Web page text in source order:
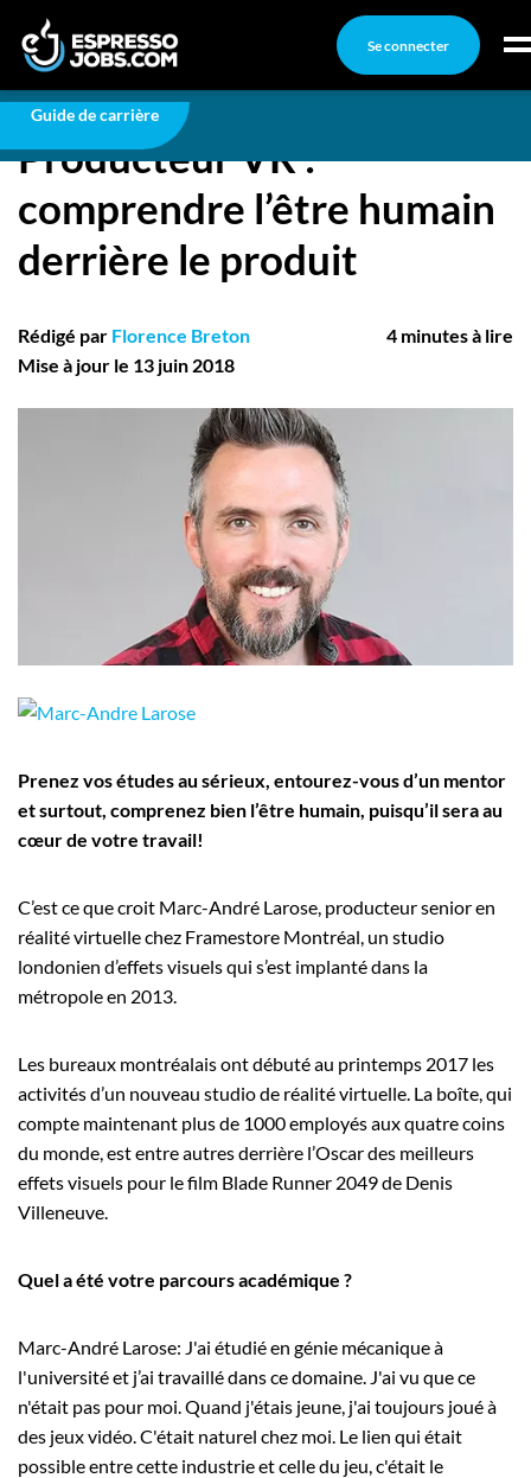
Se connecter
Connexion
Créez un compte
Emplois
Recherchez un emploi
Ma boîte à outils
Inscrivez-vous à l'infolettre
Employeurs
Publiez une offre d'emploi
Guide de carrière
Carrière
Producteur VR : comprendre l’être humain
derrière le produit
Producteur VR :
comprendre l’être humain
derrière le produit
Rédigé par Florence Breton
Mise à jour le 13 juin 2018
4 minutes à lire
Prenez vos études au sérieux, entourez-vous d’un mentor
et surtout, comprenez bien l’être humain, puisqu’il sera au
cœur de votre travail!
C’est ce que croit Marc-André Larose, producteur senior en
réalité virtuelle chez Framestore Montréal, un studio
londonien d’effets visuels qui s’est implanté dans la
métropole en 2013.
Les bureaux montréalais ont débuté au printemps 2017 les
activités d’un nouveau studio de réalité virtuelle. La boîte, qui
compte maintenant plus de 1000 employés aux quatre coins
du monde, est entre autres derrière l’Oscar des meilleurs
effets visuels pour le film Blade Runner 2049 de Denis
Villeneuve.
Quel a été votre parcours académique ?
Marc-André Larose: J'ai étudié en génie mécanique à
l'université et j’ai travaillé dans ce domaine. J'ai vu que ce
n'était pas pour moi. Quand j'étais jeune, j'ai toujours joué à
des jeux vidéo. C'était naturel chez moi. Le lien qui était
possible entre cette industrie et celle du jeu, c'était le